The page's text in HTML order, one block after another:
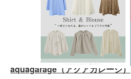
aquagarage（アクアガレージ）